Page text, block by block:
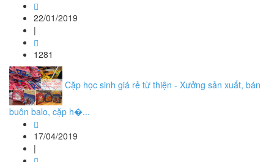
22/01/2019
|
1281
Cặp học sinh giá rẻ từ thiện - Xưởng sản xuất, bán
buôn balo, cặp h�...
17/04/2019
|